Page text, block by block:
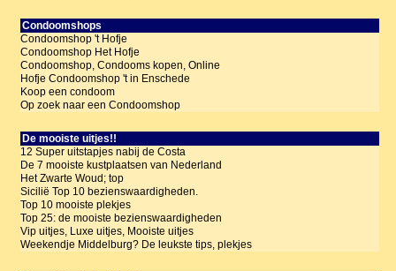
Condoomshops
Condoomshop 't Hofje
Condoomshop Het Hofje
Condoomshop, Condooms kopen, Online
Hofje Condoomshop 't in Enschede
Koop een condoom
Op zoek naar een Condoomshop
De mooiste uitjes!!
12 Super uitstapjes nabij de Costa
De 7 mooiste kustplaatsen van Nederland
Het Zwarte Woud; top
Sicilië Top 10 bezienswaardigheden.
Top 10 mooiste plekjes
Top 25: de mooiste bezienswaardigheden
Vip uitjes, Luxe uitjes, Mooiste uitjes
Weekendje Middelburg? De leukste tips, plekjes